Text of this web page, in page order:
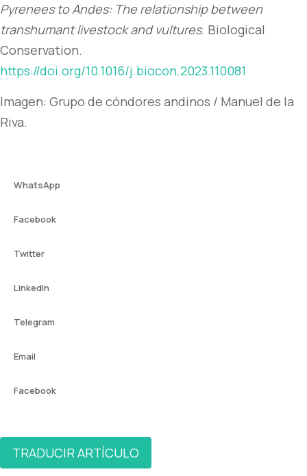
Pyrenees to Andes: The relationship between
transhumant livestock and vultures. Biological
Conservation.
https://doi.org/10.1016/j.biocon.2023.110081
Imagen: Grupo de cóndores andinos / Manuel de la
Riva.
WhatsApp
Facebook
Twitter
LinkedIn
Telegram
Email
Facebook
TRADUCIR ARTÍCULO